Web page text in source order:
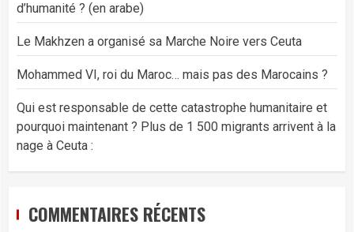
d’humanité ? (en arabe)
Le Makhzen a organisé sa Marche Noire vers Ceuta
Mohammed VI, roi du Maroc… mais pas des Marocains ?
Qui est responsable de cette catastrophe humanitaire et
pourquoi maintenant ? Plus de 1 500 migrants arrivent à la
nage à Ceuta :
COMMENTAIRES RÉCENTS